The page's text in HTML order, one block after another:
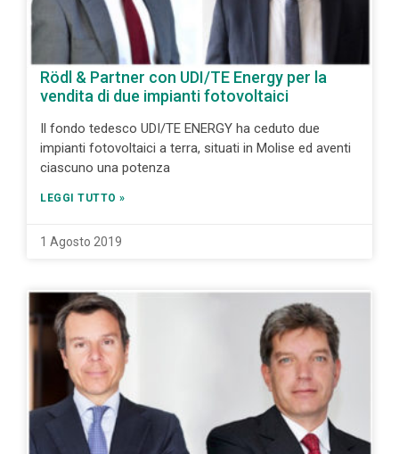
Rödl & Partner con UDI/TE Energy per la
vendita di due impianti fotovoltaici
Il fondo tedesco UDI/TE ENERGY ha ceduto due
impianti fotovoltaici a terra, situati in Molise ed aventi
ciascuno una potenza
LEGGI TUTTO »
1 Agosto 2019